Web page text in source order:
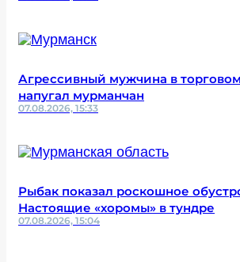
Агрессивный мужчина в
напугал мурманчан
07.08.2026, 15:33
Рыбак показал роскошное
Настоящие «хоромы» в тундре
07.08.2026, 15:04